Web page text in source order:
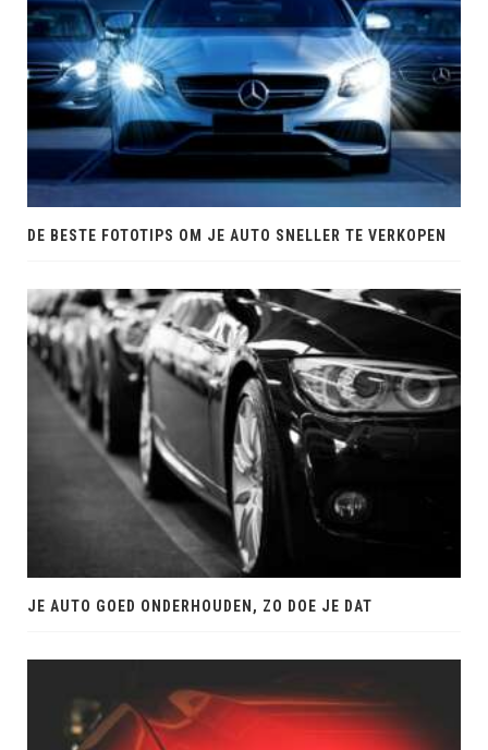
DE BESTE FOTOTIPS OM JE AUTO SNELLER TE VERKOPEN
JE AUTO GOED ONDERHOUDEN, ZO DOE JE DAT